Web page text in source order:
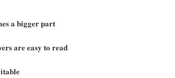
a bigger part
are easy to read